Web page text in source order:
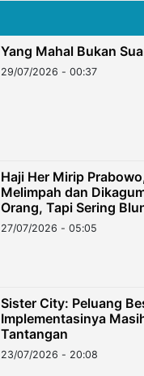
Yang Mahal Bukan
29/07/2026 - 00:37
Haji Her Mirip
Melimpah dan
Orang, Tapi Sering
27/07/2026 - 05:05
Sister City: Peluang
Implementasinya
Tantangan
23/07/2026 - 20:08